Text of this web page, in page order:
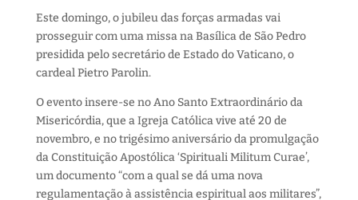
Este domingo, o jubileu das forças armadas vai
prosseguir com uma missa na Basílica de São Pedro
presidida pelo secretário de Estado do Vaticano, o
cardeal Pietro Parolin.
O evento insere-se no Ano Santo Extraordinário da
Misericórdia, que a Igreja Católica vive até 20 de
novembro, e no trigésimo aniversário da promulgação
da Constituição Apostólica ‘Spirituali Militum Curae’,
um documento “com a qual se dá uma nova
regulamentação à assistência espiritual aos militares”,